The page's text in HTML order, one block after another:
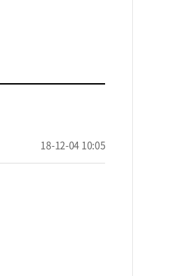
18-12-04 10:05